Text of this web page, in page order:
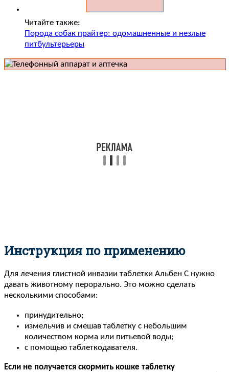
Читайте также:
Порода собак прайтер: одомашненные и незлые
питбультерьеры
Инструкция по применению
Для лечения глистной инвазии таблетки Альбен С нужно
давать животному перорально. Это можно сделать
несколькими способами:
принудительно;
измельчив и смешав таблетку с небольшим
количеством корма или питьевой воды;
с помощью таблеткодавателя.
Если не получается скормить кошке таблетку